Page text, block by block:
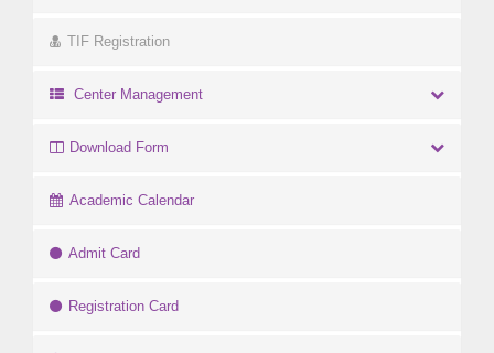
TIF Registration
Center Management
Download Form
Academic Calendar
Admit Card
Registration Card